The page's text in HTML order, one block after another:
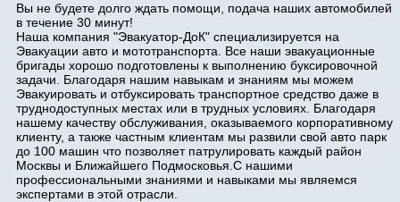
Вы не будете долго ждать помощи, подача наших автомобилей
в течение 30 минут!
Наша компания "Эвакуатор-ДоК" специализируется на
Эвакуации авто и мототранспорта. Все наши эвакуационные
бригады хорошо подготовлены к выполнению буксировочной
задачи. Благодаря нашим навыкам и знаниям мы можем
Эвакуировать и отбуксировать транспортное средство даже в
труднодоступных местах или в трудных условиях. Благодаря
нашему качеству обслуживания, оказываемого корпоративному
клиенту, а также частным клиентам мы развили свой авто парк
до 100 машин что позволяет патрулировать каждый район
Москвы и Ближайшего Подмосковья.С нашими
профессиональными знаниями и навыками мы являемся
экспертами в этой отрасли.